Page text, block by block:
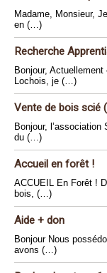
Madame, Monsieur,
en (…)
Recherche
Bonjour,
Lochois, je (…)
Vente de bois scié
Bonjour,
du (…)
Accueil en forêt !
ACCUEIL En Forêt !
bois, (…)
Aide + don
Bonjour Nous
avons (…)